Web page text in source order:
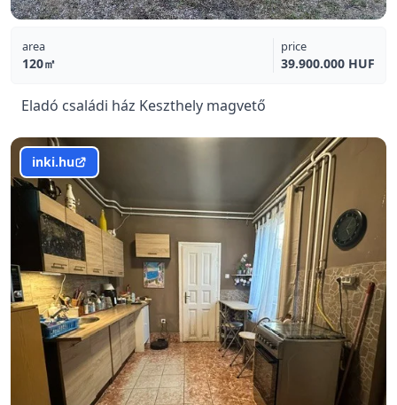
area
120㎡
price
39.900.000 HUF
Eladó családi ház Keszthely magvető
inki.hu